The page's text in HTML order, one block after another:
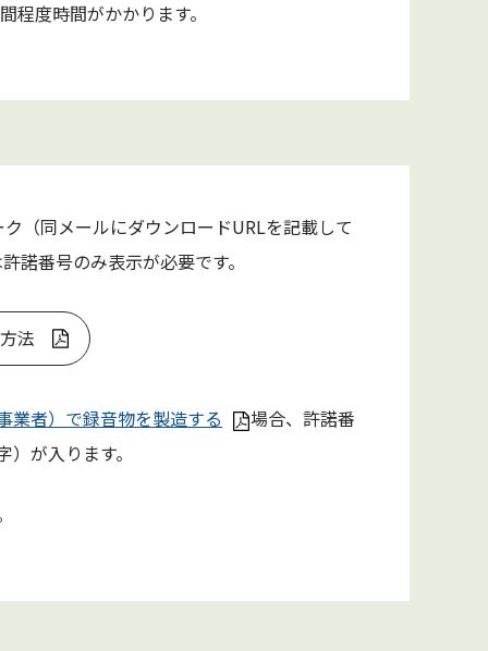
度時間がかかります。
（同メールにダウンロードURLを記載して
諾番号のみ表示が必要です。
法
業者）で録音物を製造する
場合、許諾番
が入ります。